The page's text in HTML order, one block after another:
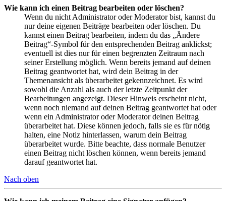
Wie kann ich einen Beitrag bearbeiten oder löschen?
Wenn du nicht Administrator oder Moderator bist, kannst du
nur deine eigenen Beiträge bearbeiten oder löschen. Du
kannst einen Beitrag bearbeiten, indem du das „Ändere
Beitrag“-Symbol für den entsprechenden Beitrag anklickst;
eventuell ist dies nur für einen begrenzten Zeitraum nach
seiner Erstellung möglich. Wenn bereits jemand auf deinen
Beitrag geantwortet hat, wird dein Beitrag in der
Themenansicht als überarbeitet gekennzeichnet. Es wird
sowohl die Anzahl als auch der letzte Zeitpunkt der
Bearbeitungen angezeigt. Dieser Hinweis erscheint nicht,
wenn noch niemand auf deinen Beitrag geantwortet hat oder
wenn ein Administrator oder Moderator deinen Beitrag
überarbeitet hat. Diese können jedoch, falls sie es für nötig
halten, eine Notiz hinterlassen, warum dein Beitrag
überarbeitet wurde. Bitte beachte, dass normale Benutzer
einen Beitrag nicht löschen können, wenn bereits jemand
darauf geantwortet hat.
Nach oben